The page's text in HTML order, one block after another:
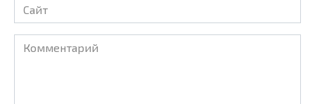
Сайт
Комментарий